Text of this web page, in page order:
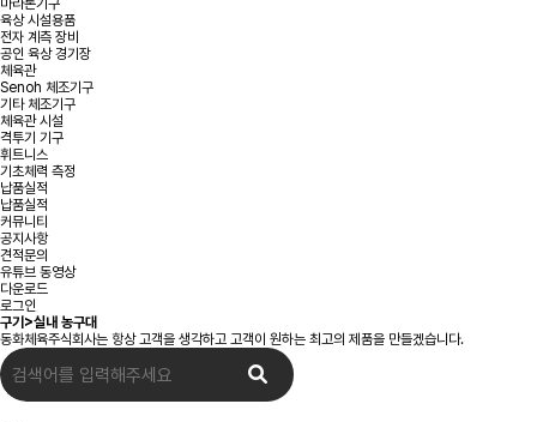
마라톤기구
육상 시설용품
전자 계측 장비
공인 육상 경기장
체육관
Senoh 체조기구
기타 체조기구
체육관 시설
격투기 기구
휘트니스
기초체력 측정
납품실적
납품실적
커뮤니티
공지사항
견적문의
유튜브 동영상
다운로드
로그인
구기>실내 농구대
동화체육주식회사는 항상 고객을 생각하고 고객이 원하는 최고의 제품을 만들겠습니다.